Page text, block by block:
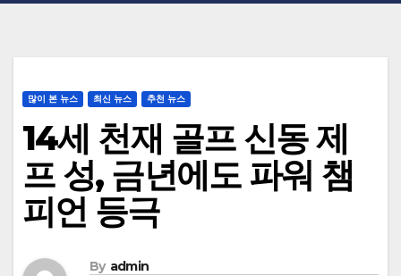
많이 본 뉴스 최신 뉴스 추천 뉴스
14세 천재 골프 신동 제
프 성, 금년에도 파워 챔
피언 등극
By admin